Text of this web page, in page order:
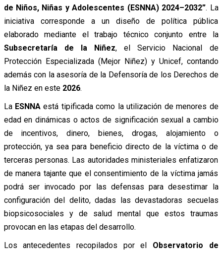
de Niños, Niñas y Adolescentes (ESNNA) 2024–2032”. La
iniciativa corresponde a un diseño de política pública
elaborado mediante el trabajo técnico conjunto entre la
Subsecretaría de la Niñez, el Servicio Nacional de
Protección Especializada (Mejor Niñez) y Unicef, contando
además con la asesoría de la Defensoría de los Derechos de
la Niñez en este 2026.
La ESNNAestá tipificada como la utilización de menores de
edad en dinámicas o actos de significación sexual a cambio
de incentivos, dinero, bienes, drogas, alojamiento o
protección, ya sea para beneficio directo de la víctima o de
terceras personas. Las autoridades ministeriales enfatizaron
de manera tajante que el consentimiento de la víctima jamás
podrá ser invocado por las defensas para desestimar la
configuración del delito, dadas las devastadoras secuelas
biopsicosociales y de salud mental que estos traumas
provocan en las etapas del desarrollo.
Los antecedentes recopilados por el Observatorio de